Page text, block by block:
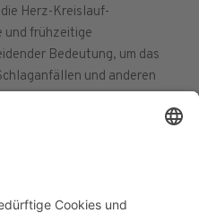
Herz-Kreislauf-
und frühzeitige
Bedeutung, um das
und anderen